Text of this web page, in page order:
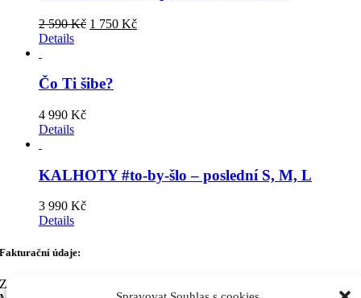
2 590Kč Original
590 Kč.
1 750 KčCurrent
Details
Čo Ti šibe?
4 990 Kč
Details
KALHOTY #to-by-šlo – poslední S, M, L
3 990 Kč
Details
Fakturační údaje:
Zuzana Labudová